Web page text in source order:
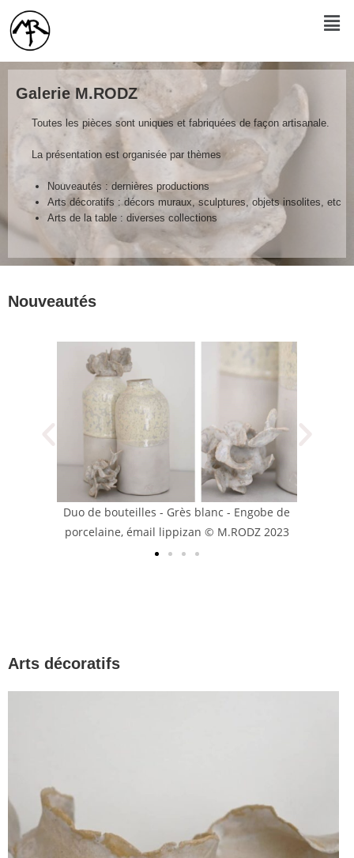
Galerie M.RODZ
Toutes les pièces sont uniques et fabriquées de façon artisanale.
La présentation est organisée par thèmes
Nouveautés : dernières productions
Arts décoratifs : décors muraux, sculptures, objets insolites, etc
Arts de la table : diverses collections
Nouveautés
Duo de bouteilles - Grès blanc - Engobe de
porcelaine, émail lippizan © M.RODZ 2023
Arts décoratifs